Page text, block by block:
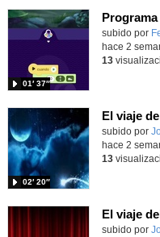
Contenido
subido por
01′ 37″
hace 2
13
El viaje
Contenido
subido por
02′ 20″
hace 2
13
El viaje
Contenido
subido por